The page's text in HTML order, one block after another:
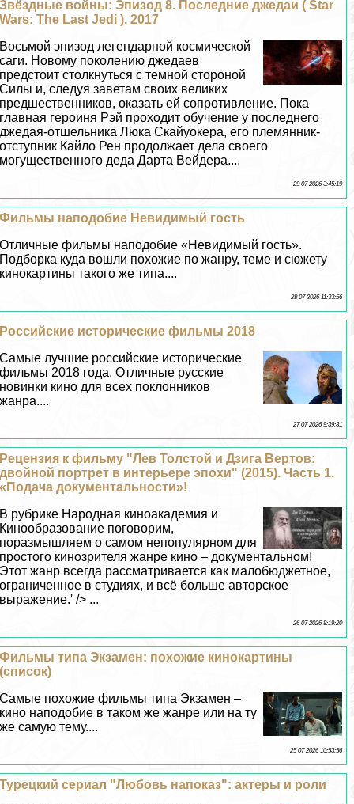
Звёздные войны: Эпизод 8. Последние джедаи ( Star
Wars: The Last Jedi ), 2017
Восьмой эпизод легендарной космической
саги. Новому поколению джедаев
предстоит столкнуться с темной стороной
Силы и, следуя заветам своих великих
предшественников, оказать ей сопротивление. Пока
главная героиня Рэй проходит обучение у последнего
джедая-отшельника Люка Скайуокера, его племянник-
отступник Кайло Рен продолжает дела своего
могущественного деда Дарта Вейдера....
29 07 2026 3:45:19
Фильмы наподобие Невидимый гость
Отличные фильмы наподобие «Невидимый гость».
Подборка куда вошли похожие по жанру, теме и сюжету
кинокартины такого же типа....
28 07 2026 11:33:56
Российские исторические фильмы 2018
Самые лучшие российские исторические
фильмы 2018 года. Отличные русские
новинки кино для всех поклонников
жанра....
27 07 2026 9:39:31
Рецензия к фильму "Лев Толстой и Дзига Вертов:
двойной портрет в интерьере эпохи" (2015). Часть 1.
«Подача документальности»!
В рубрике Народная киноакадемия и
Кинообразование поговорим,
поразмышляем о самом непопулярном для
простого кинозрителя жанре кино – документальном!
Этот жанр всегда рассматривается как малобюджетное,
ограниченное в студиях, и всё больше авторское
выражение.' /> ...
26 07 2026 8:19:20
Фильмы типа Экзамен: похожие кинокартины
(список)
Самые похожие фильмы типа Экзамен –
кино наподобие в таком же жанре или на ту
же самую тему....
25 07 2026 10:53:56
Турецкий сериал "Любовь напоказ": актеры и роли